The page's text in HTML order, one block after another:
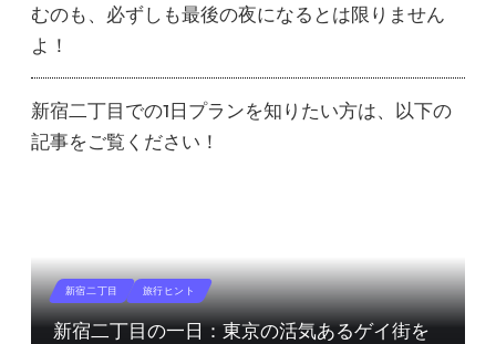
むのも、必ずしも最後の夜になるとは限りません
よ！
新宿二丁目での1日プランを知りたい方は、以下の
記事をご覧ください！
新宿二丁目 旅行ヒント
新宿二丁目の一日：東京の活気あるゲイ街を